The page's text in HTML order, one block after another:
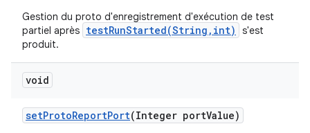
Gestion du proto d'enregistrement d'exécution de test
partiel après testRunStarted(String,int)
s'est
produit.
void
setProtoReportPort(Integer portValue)